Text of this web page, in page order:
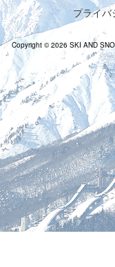
プライバ
Copyright © 2026 SKI AND